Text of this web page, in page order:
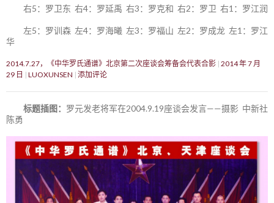
右5：罗卫东 右4：罗延禹 右3：罗克和 右2：罗卫 右1：罗江润
左5：罗训森 左4：罗海曦 左3：罗福山 左2：罗成龙 左1：罗江
华
2014.7.27，《中华罗氏通谱》北京第二次座谈会筹备会代表合影 2014 年 7 月
29 日
LUOXUNSEN 添加评论
标题插图： 罗元发老将军在2004.9.19座谈会发言——摄影 中新社
陈勇